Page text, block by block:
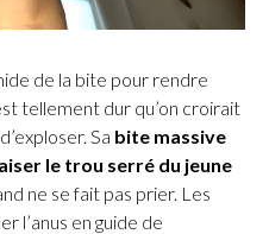
de la bite pour rendre
tellement dur qu’on croirait
Sa bite massive
le trou serré du jeune
ne se fait pas prier. Les
l’anus en guide de